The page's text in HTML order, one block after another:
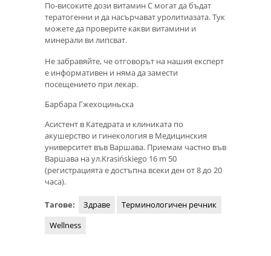
По-високите дози витамин С могат да бъдат
тератогенни и да насърчават уролитиазата. Тук
можете да проверите какви витамини и
минерали ви липсват.
Не забравяйте, че отговорът на нашия експерт
е информативен и няма да замести
посещението при лекар.
Барбара Гжехоциньска
Асистент в Катедрата и клиниката по
акушерство и гинекология в Медицинския
университет във Варшава. Приемам частно във
Варшава на ул.Krasińskiego 16 m 50
(регистрацията е достъпна всеки ден от 8 до 20
часа).
Тагове: Здраве
Терминологичен речник
Wellness